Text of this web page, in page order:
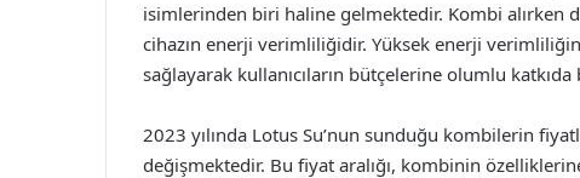
isimlerinden biri haline gelmektedir. Kombi
cihazın enerji verimliliğidir. Yüksek enerji
sağlayarak kullanıcıların bütçelerine olumlu katkıda
2023 yılında Lotus Su’nun sunduğu kombilerin
değişmektedir. Bu fiyat aralığı, kombinin